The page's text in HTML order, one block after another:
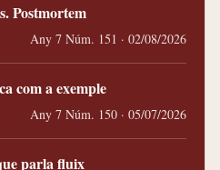
Postmortem
Any 7 Núm. 151 · 02/08/2026
com a exemple
Any 7 Núm. 150 · 05/07/2026
parla fluix